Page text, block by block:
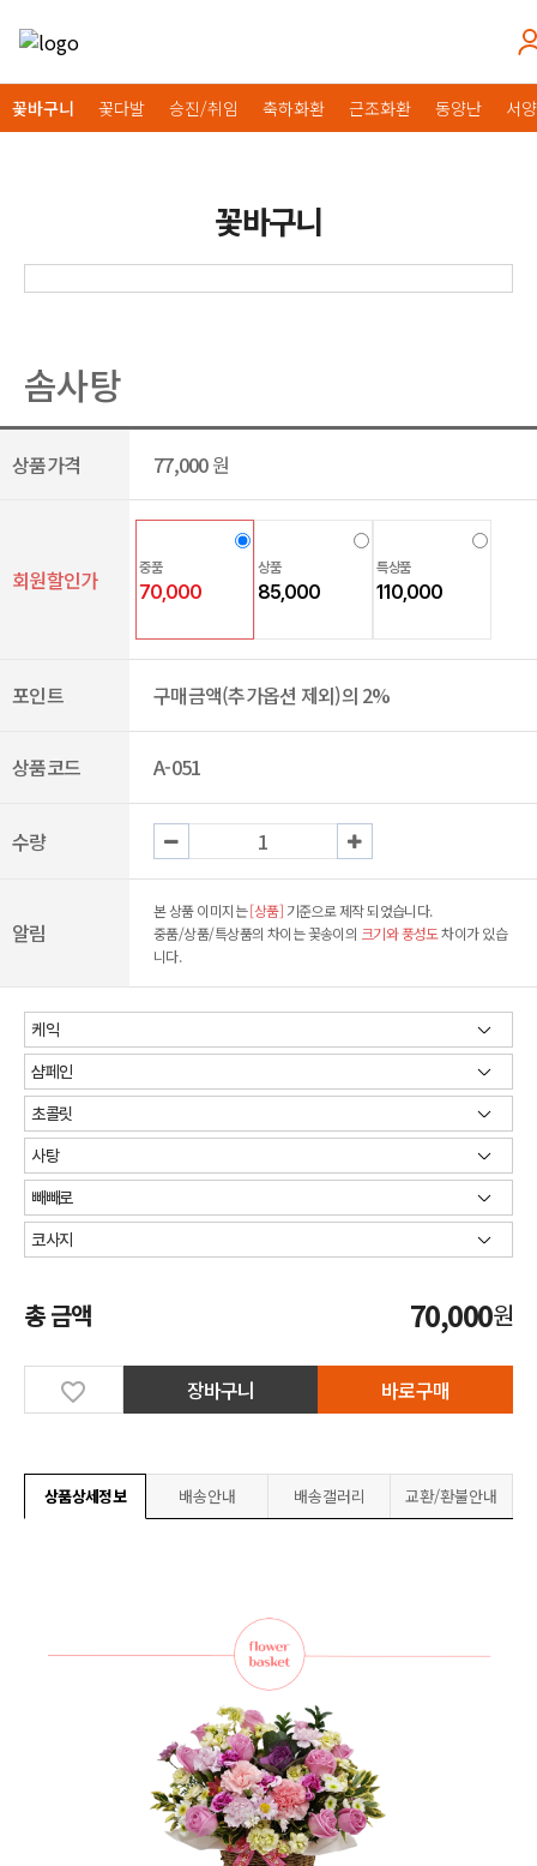
꽃바구니 꽃다발 승진/취임 축하화환 근조화환 동양난 서
꽃바구니
솜사탕
상품가격 77,000원
회원할인가 중품
70,000
상품
85,000
특상품
110,000
포인트 구매금액(추가옵션 제외)의 2%
상품코드 A-051
수량
알림
본 상품 이미지는[상품] 기준으로 제작 되었습니다.
중품/상품/특상품의 차이는 꽃송이의 크기와 풍성도차이가 있습
니다.
총 금액 70,000원
장바구니 바로구매
상품상세정보 배송안내 배송갤러리 교환/환불안내